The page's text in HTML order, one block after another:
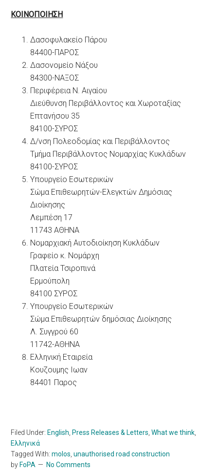
ΚΟΙΝΟΠΟΙΗΣΗ
Δασοφυλακείο Πάρου
84400-ΠΑΡΟΣ
Δασονομείο Νάξου
84300-ΝΑΞΟΣ
Περιφέρεια Ν. Αιγαίου
Διεύθυνση Περιβάλλοντος και Χωροταξίας
Επτανήσου 35
84100-ΣΥΡΟΣ
Δ/νση Πολεοδομίας και Περιβάλλοντος
Τμήμα Περιβάλλοντος Νομαρχίας Κυκλάδων
84100-ΣΥΡΟΣ
Υπουργείο Εσωτερικών
Σώμα Επιθεωρητών-Ελεγκτών Δημόσιας
Διοίκησης
Λεμπέση 17
11743 ΑΘΗΝΑ
Νομαρχιακή Αυτοδιοίκηση Κυκλάδων
Γραφείο κ. Νομάρχη
Πλατεία Τσιροπινά
Ερμούπολη
84100 ΣΥΡΟΣ
Υπουργείο Εσωτερικών
Σώμα Επιθεωρητών δημόσιας Διοίκησης
Λ. Συγγρού 60
11742-ΑΘΗΝΑ
Ελληνική Εταιρεία
Κουζουμης Ιωαν
84401 Παρος
Filed Under: English Press Releases & Letters ,What we think
Ελληνικά
Tagged With:molos ,unauthorised road construction
by FoPA No Comments